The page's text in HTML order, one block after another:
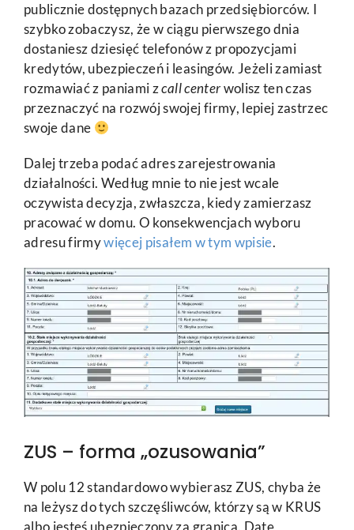
publicznie dostępnych bazach przedsiębiorców. I
szybko zobaczysz, że w ciągu pierwszego dnia
dostaniesz dziesięć telefonów z propozycjami
kredytów, ubezpieczeń i leasingów. Jeżeli zamiast
rozmawiać z paniami zcall centerwolisz ten czas
przeznaczyć na rozwój swojej firmy, lepiej zastrzec
swoje dane
Dalej trzeba podać adres zarejestrowania
działalności. Według mnie to nie jest wcale
oczywista decyzja, zwłaszcza, kiedy zamierzasz
pracować w domu. O konsekwencjach wyboru
adresu firmywięcej pisałem w tym wpisie.
ZUS – forma „ozusowania”
W polu 12 standardowo wybierasz ZUS, chyba że
na leżysz do tych szczęśliwców, którzy są w KRUS
albo jesteś ubezpieczony za granicą. Datę